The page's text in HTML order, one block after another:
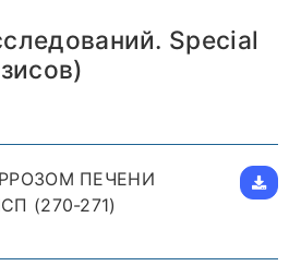
Special
ПЕЧЕНИ
(270-271)